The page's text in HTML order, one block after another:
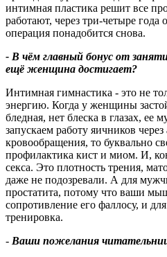
интимная пластика решит все
работают, через три‑четыре года
операция понадобится снова.
- В чём главный бонус от
ещё женщина достигает?
Интимная гимнастика - это не
энергию. Когда у женщины
бледная, нет блеска в глазах,
запускаем работу яичников
кровообращения, то буквально
профилактика кист и миом. И,
секса. Это плотность трения,
даже не подозревали. А для
простатита, потому что ваши
сопротивление его фаллосу, и
тренировка.
- Ваши пожелания